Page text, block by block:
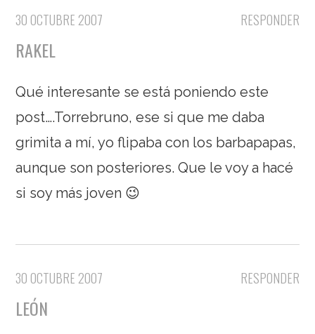
RESPONDER
30 OCTUBRE 2007
RAKEL
Qué interesante se está poniendo este
post….Torrebruno, ese si que me daba
grimita a mí, yo flipaba con los barbapapas,
aunque son posteriores. Que le voy a hacé
si soy más joven 😉
RESPONDER
30 OCTUBRE 2007
LEÓN